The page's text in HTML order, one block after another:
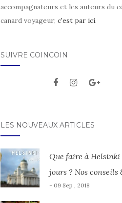
accompagnateurs et les auteurs du
canard voyageur; c'est par ici.
SUIVRE COINCOIN
LES NOUVEAUX ARTICLES
Que faire à Helsinki
jours ? Nos
- 09 Sep , 2018